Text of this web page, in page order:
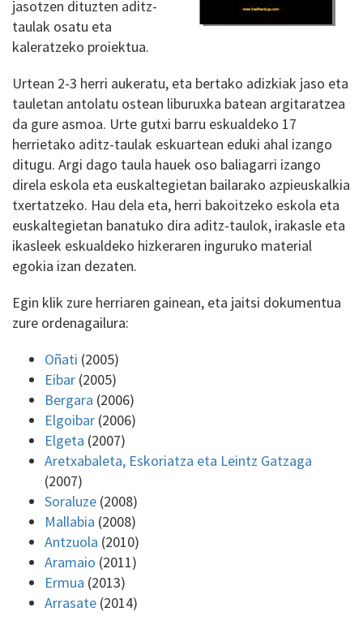
jasotzen dituzten aditz-
taulak osatu eta
kaleratzeko proiektua.
Urtean 2-3 herri aukeratu, eta bertako adizkiak jaso eta
tauletan antolatu ostean liburuxka batean argitaratzea
da gure asmoa. Urte gutxi barru eskualdeko 17
herrietako aditz-taulak eskuartean eduki ahal izango
ditugu. Argi dago taula hauek oso baliagarri izango
direla eskola eta euskaltegietan bailarako azpieuskalkia
txertatzeko. Hau dela eta, herri bakoitzeko eskola eta
euskaltegietan banatuko dira aditz-taulok, irakasle eta
ikasleek eskualdeko hizkeraren inguruko material
egokia izan dezaten.
Egin klik zure herriaren gainean, eta jaitsi dokumentua
zure ordenagailura:
Oñati (2005)
Eibar (2005)
Bergara (2006)
Elgoibar (2006)
Elgeta (2007)
Aretxabaleta, Eskoriatza eta Leintz Gatzaga
(2007)
Soraluze (2008)
Mallabia (2008)
Antzuola (2010)
Aramaio (2011)
Ermua (2013)
Arrasate (2014)